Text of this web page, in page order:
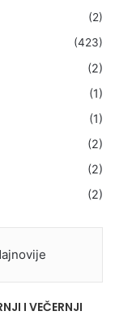
(2)
(423)
(2)
(1)
(1)
(2)
(2)
(2)
I VEČERNJI